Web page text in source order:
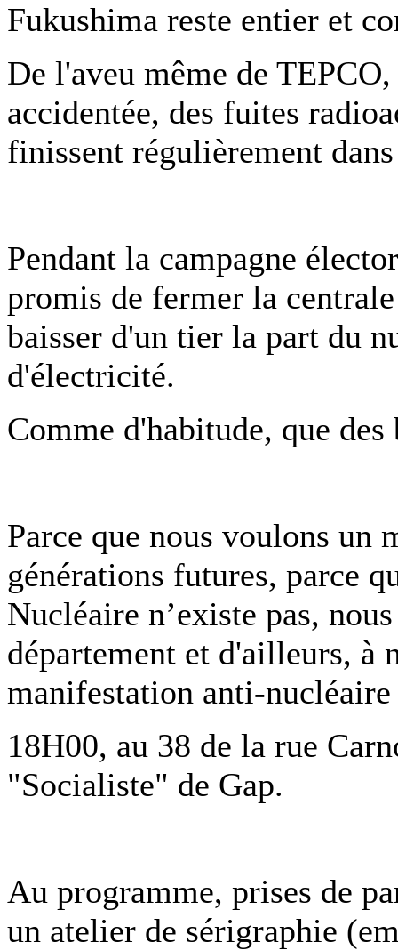
Fukushima reste entier et
De l'aveu même de
accidentée, des fuites
finissent régulièrement
Pendant la campagne
promis de fermer la
baisser d'un tier la part du
d'électricité.
Comme d'habitude, que des
Parce que nous voulons un
générations futures, parce
Nucléaire n’existe pas,
département et d'ailleurs, à
manifestation anti-
18H00, au 38 de la rue
"Socialiste" de Gap.
Au programme, prises de
un atelier de sérigraphie